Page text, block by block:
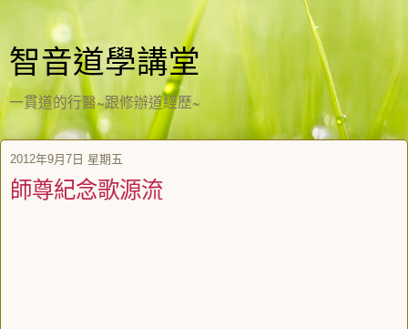
智音道學講堂
一貫道的行醫~跟修辦道經歷~
2012年9月7日 星期五
師尊紀念歌源流